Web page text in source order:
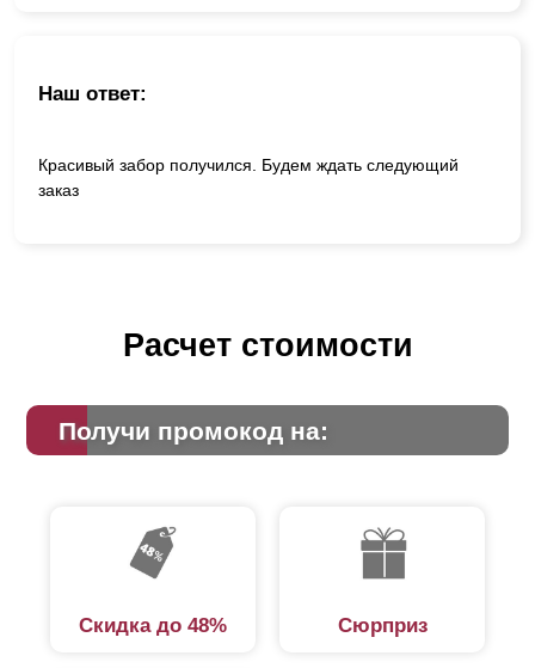
Наш ответ:
Красивый забор получился. Будем ждать следующий
заказ
Расчет стоимости
Получи промокод на:
Скидка до 48% Сюрприз